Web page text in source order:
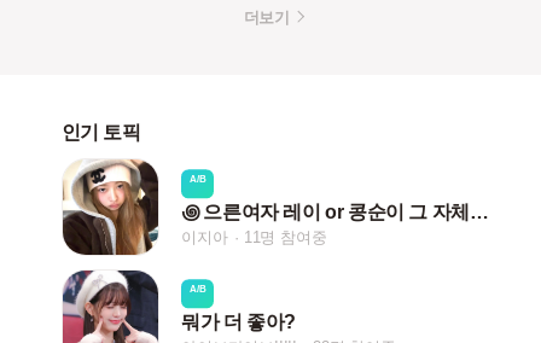
더보기
인기 토픽
A/B
꩜ 으른여자 레이 or 콩순이 그 자체 렝 ♡
이지아 11명 참여중
A/B
뭐가 더 좋아?